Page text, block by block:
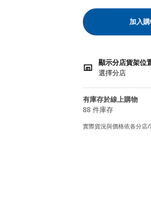
加入
顯示分店貨架位
選擇分店
有庫存於線上購物
88 件庫存
實際貨況與價格依各分店